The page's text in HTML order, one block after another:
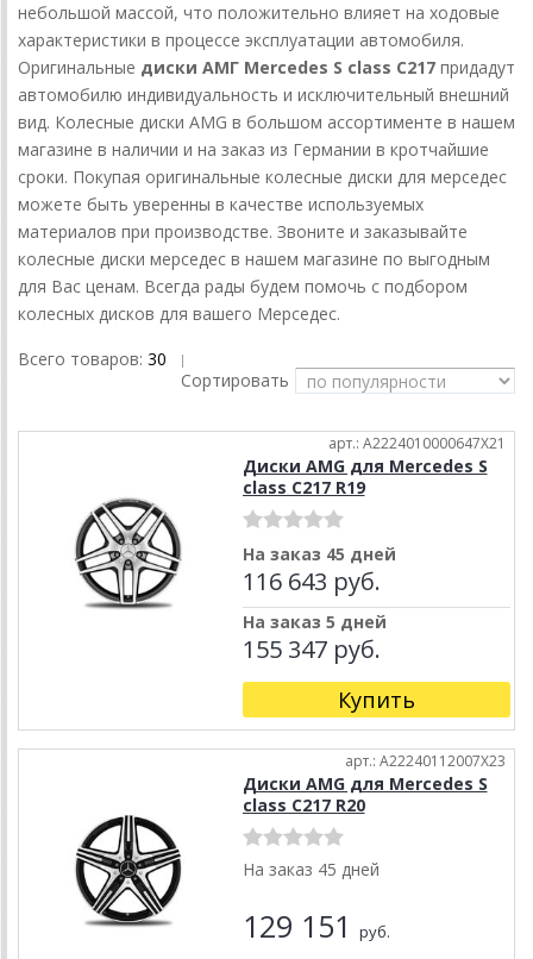
небольшой массой, что положительно влияет на ходовые
характеристики в процессе эксплуатации автомобиля.
Оригинальные диски АМГ Mercedes S class C217 придадут
автомобилю индивидуальность и исключительный внешний
вид. Колесные диски AMG в большом ассортименте в нашем
магазине в наличии и на заказ из Германии в кротчайшие
сроки. Покупая оригинальные колесные диски для мерседес
можете быть уверенны в качестве используемых
материалов при производстве. Звоните и заказывайте
колесные диски мерседес в нашем магазине по выгодным
для Вас ценам. Всегда рады будем помочь с подбором
колесных дисков для вашего Мерседес.
Всего товаров: 30 |
Сортировать
арт.: A2224010000647X21
Диски AMG для Mercedes S
class C217 R19
На заказ 45 дней
116 643 руб.
На заказ 5 дней
155 347 руб.
Купить
арт.: A22240112007X23
Диски AMG для Mercedes S
class C217 R20
На заказ 45 дней
129 151 руб.